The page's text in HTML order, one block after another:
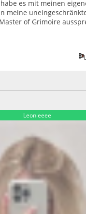
es mit meinen
meine
of Grimoire
Leonieeee